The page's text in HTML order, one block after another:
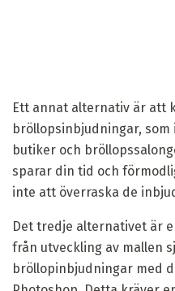
Ett annat alternativ är att
bröllopsinbjudningar,
butiker och
sparar din tid och
inte att överraska de
Det tredje alternativet är
från utveckling av mallen
bröllopinbjudningar med